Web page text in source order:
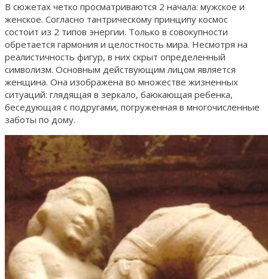
В сюжетах четко просматриваются 2 начала: мужское и
женское. Согласно тантрическому принципу космос
состоит из 2 типов энергии. Только в совокупности
обретается гармония и целостность мира. Несмотря на
реалистичность фигур, в них скрыт определенный
символизм. Основным действующим лицом является
женщина. Она изображена во множестве жизненных
ситуаций: глядящая в зеркало, баюкающая ребенка,
беседующая с подругами, погруженная в многочисленные
заботы по дому.